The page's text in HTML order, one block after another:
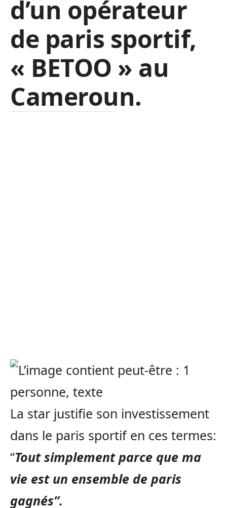
d’un opérateur
de paris sportif,
« BETOO » au
Cameroun.
La star justifie son investissement
dans le paris sportif en ces termes:
“Tout simplement parce que ma
vie est un ensemble de paris
gagnés”.